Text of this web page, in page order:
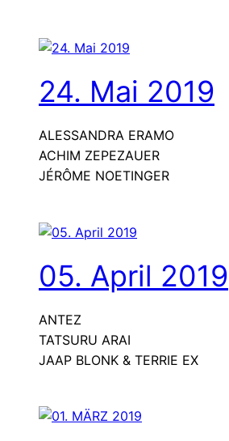
24. Mai 2019
ALESSANDRA ERAMO
ACHIM ZEPEZAUER
JÉRÔME NOETINGER
05. April 2019
ANTEZ
TATSURU ARAI
JAAP BLONK & TERRIE EX